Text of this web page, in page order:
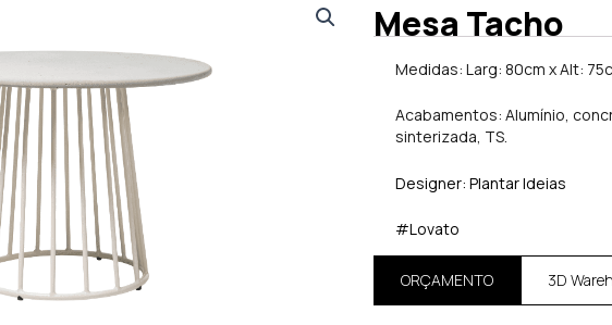
Mesa Tacho
Medidas: Larg: 80cm x Alt:
Acabamentos: Alumínio,
sinterizada, TS.
Designer: Plantar Ideias
#Lovato
ORÇAMENTO 3D